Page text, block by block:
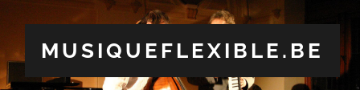
MUSIQUEFLEXIBLE.BE